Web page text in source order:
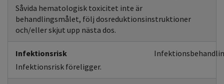
Såvida hematologisk toxicitet inte är
behandlingsmålet, följ dosreduktionsinstruktioner
och/eller skjut upp nästa dos.
Infektionsrisk
Infektionsrisk föreligger.